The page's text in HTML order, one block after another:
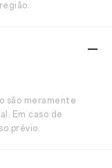
são meramente
Em caso de
prévio.